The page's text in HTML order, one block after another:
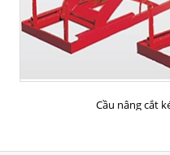
Cầu nâng cắt